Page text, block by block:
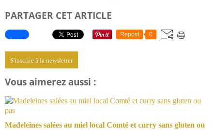
PARTAGER CET ARTICLE
Repost 0
S'inscrire à la newsletter
Vous aimerez aussi :
Madeleines salées au miel local Comté et curry sans gluten ou